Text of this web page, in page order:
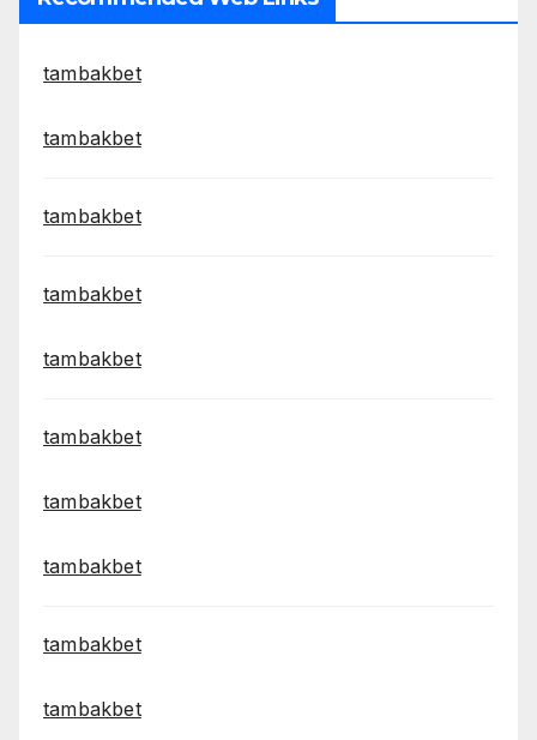
tambakbet
tambakbet
tambakbet
tambakbet
tambakbet
tambakbet
tambakbet
tambakbet
tambakbet
tambakbet